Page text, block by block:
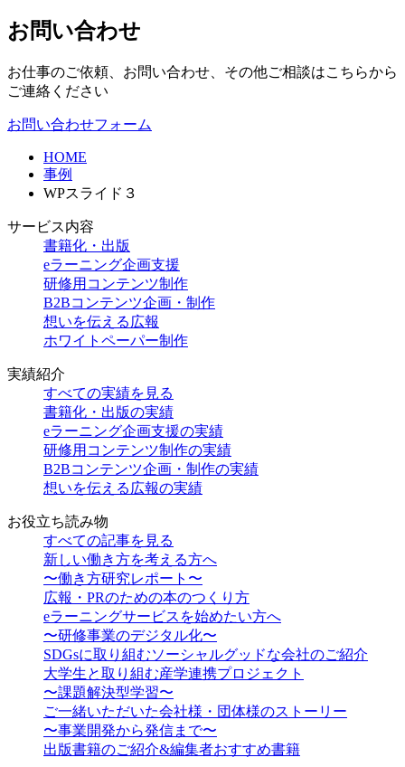
お問い合わせ
お仕事のご依頼、お問い合わせ、その他ご相談はこちらから
ご連絡ください
お問い合わせフォーム
HOME
事例
WPスライド３
サービス内容
書籍化・出版
eラーニング企画支援
研修用コンテンツ制作
B2Bコンテンツ企画・制作
想いを伝える広報
ホワイトペーパー制作
実績紹介
すべての実績を見る
書籍化・出版の実績
eラーニング企画支援の実績
研修用コンテンツ制作の実績
B2Bコンテンツ企画・制作の実績
想いを伝える広報の実績
お役立ち読み物
すべての記事を見る
新しい働き方を考える方へ
〜働き方研究レポート〜
広報・PRのための本のつくり方
eラーニングサービスを始めたい方へ
〜研修事業のデジタル化〜
SDGsに取り組むソーシャルグッドな会社のご紹介
大学生と取り組む産学連携プロジェクト
〜課題解決型学習〜
ご一緒いただいた会社様・団体様のストーリー
〜事業開発から発信まで〜
出版書籍のご紹介&編集者おすすめ書籍